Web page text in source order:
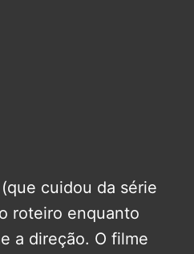
(que cuidou da série
roteiro enquanto
a direção. O filme